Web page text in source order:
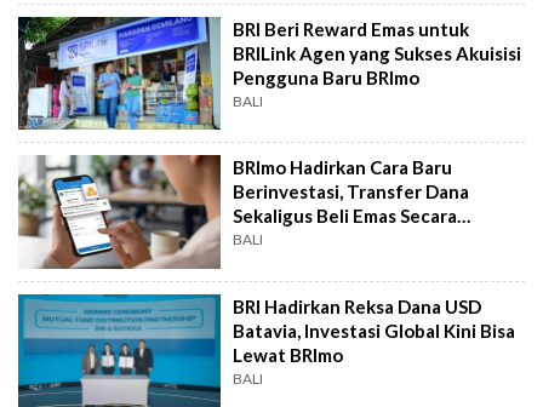
BRI Beri Reward Emas untuk
BRILink Agen yang Sukses Akuisisi
Pengguna Baru BRImo
BALI
BRImo Hadirkan Cara Baru
Berinvestasi, Transfer Dana
Sekaligus Beli Emas Secara
Otomatis
BALI
BRI Hadirkan Reksa Dana USD
Batavia, Investasi Global Kini Bisa
Lewat BRImo
BALI